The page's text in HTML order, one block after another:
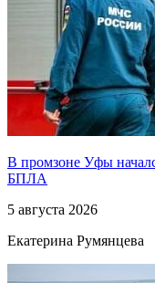
В промзоне Уфы
БПЛА
5 августа 2026
Екатерина Румянцева